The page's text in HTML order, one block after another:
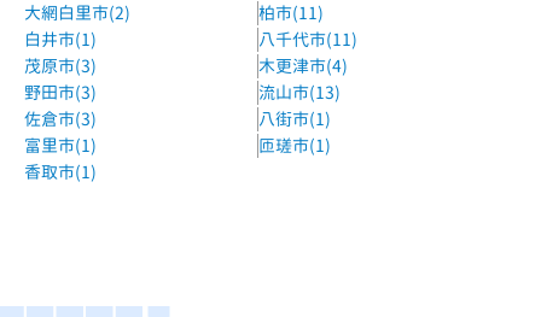
城南コベッツ南流山教室
JR武蔵野線・つくばエクスプレス線 南流山駅 徒歩5分
zunŌwSTEAM教育研究所流山おおたかの森校
つくばエクスプレス「流山おおたかの森駅」から徒歩約5分
大網白里市(2)
柏市(11)
白井市(1)
八千代市(11)
茂原市(3)
木更津市(4)
野田市(3)
流山市(13)
佐倉市(3)
八街市(1)
富里市(1)
匝瑳市(1)
香取市(1)